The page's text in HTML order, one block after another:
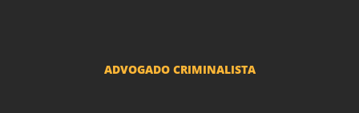
ADVOGADO CRIMINALISTA